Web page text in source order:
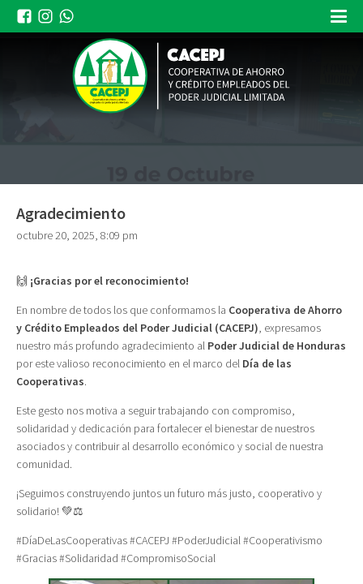
Agradecimiento
octubre 20, 2025, 8:09 pm
🙌 ¡Gracias por el reconocimiento!
En nombre de todos los que conformamos la Cooperativa de Ahorro
y Crédito Empleados del Poder Judicial (CACEPJ), expresamos
nuestro más profundo agradecimiento al Poder Judicial de Honduras
por este valioso reconocimiento en el marco del Día de las
Cooperativas.
Este gesto nos motiva a seguir trabajando con compromiso,
solidaridad y dedicación para fortalecer el bienestar de nuestros
asociados y contribuir al desarrollo económico y social de nuestra
comunidad.
¡Seguimos construyendo juntos un futuro más justo, cooperativo y
solidario! 💚⚖️
#DíaDeLasCooperativas #CACEPJ #PoderJudicial #Cooperativismo
#Gracias #Solidaridad #CompromisoSocial